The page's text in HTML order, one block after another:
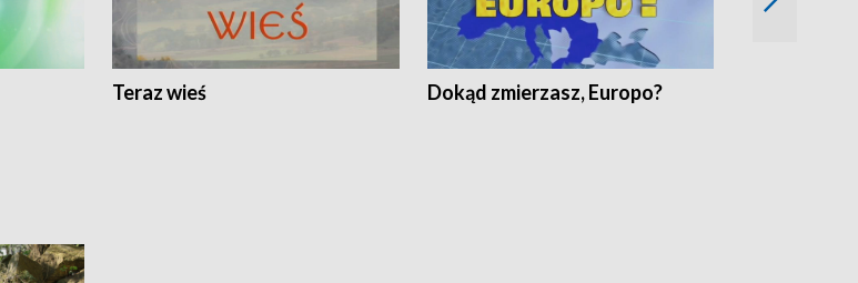
Teraz wieś Dokąd zmierzasz, Europo?